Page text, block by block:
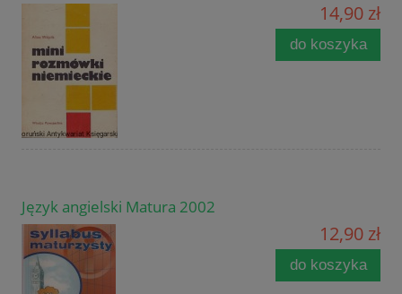
14,90 zł
do koszyka
Język angielski Matura 2002
12,90 zł
do koszyka